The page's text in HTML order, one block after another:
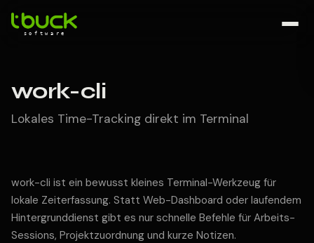
work-cli
Lokales Time-Tracking direkt im Terminal
work-cli ist ein bewusst kleines Terminal-Werkzeug für
lokale Zeiterfassung. Statt Web-Dashboard oder laufendem
Hintergrunddienst gibt es nur schnelle Befehle für Arbeits-
Sessions, Projektzuordnung und kurze Notizen.